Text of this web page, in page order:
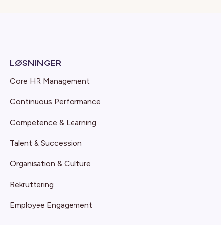
LØSNINGER
Core HR Management
Continuous Performance
Competence & Learning
Talent & Succession
Organisation & Culture
Rekruttering
Employee Engagement